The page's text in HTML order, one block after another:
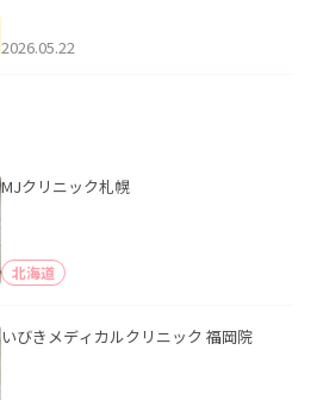
た。
2026.05.22
MJクリニック札幌
北海道
いびきメディカルクリニック 福岡院